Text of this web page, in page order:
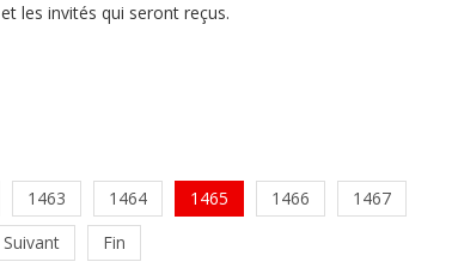
et les invités qui seront reçus.
1463 1464 1465 1466
1467
Suivant
Fin